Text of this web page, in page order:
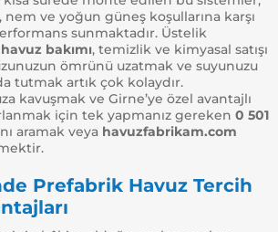
nem ve yoğun güneş koşullarına karşı
sunmaktadır. Üstelik
bakımı, temizlik ve kimyasal satışı
ömrünü uzatmak ve suyunuzu
tutmak artık çok kolaydır.
kavuşmak ve Girne’ye özel avantajlı
için tek yapmanız gereken 0 501
aramak veya havuzfabrikam.com
Prefabrik Havuz Tercih